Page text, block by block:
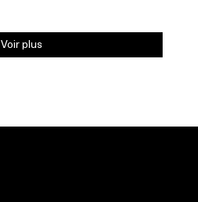
Voir plus